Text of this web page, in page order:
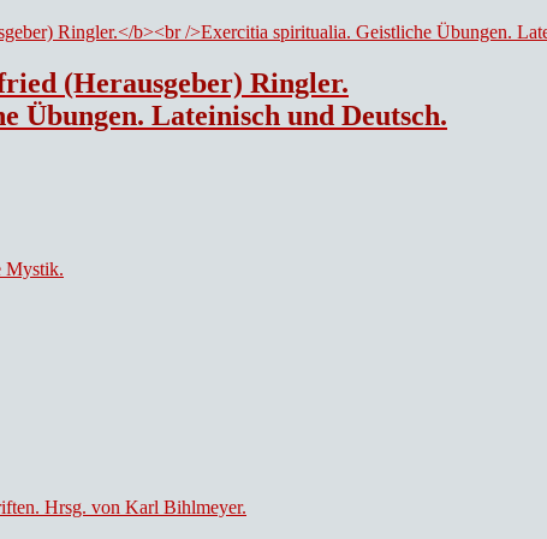
(Herausgeber) Ringler.
Übungen. Lateinisch und Deutsch.